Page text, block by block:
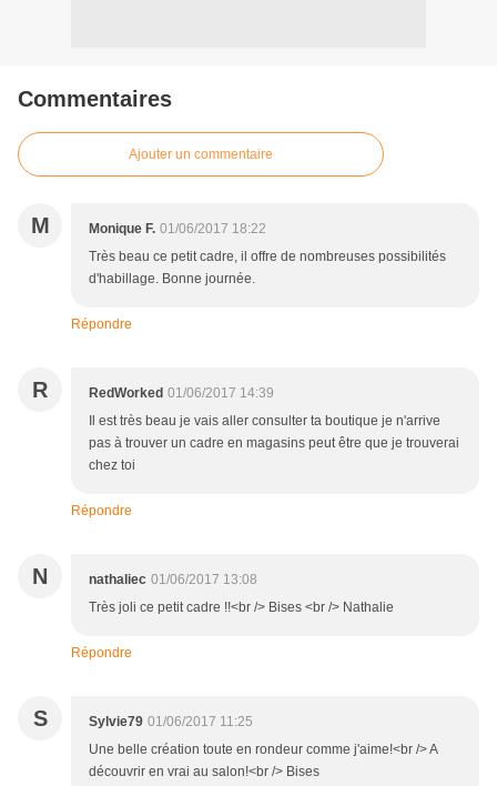
Commentaires
Ajouter un commentaire
M Monique F. 01/06/2017 18:22
Très beau ce petit cadre, il offre de nombreuses possibilités
d'habillage. Bonne journée.
Répondre
R RedWorked 01/06/2017 14:39
Il est très beau je vais aller consulter ta boutique je n'arrive
pas à trouver un cadre en magasins peut être que je trouverai
chez toi
Répondre
N nathaliec 01/06/2017 13:08
Très joli ce petit cadre !!<br /> Bises <br /> Nathalie
Répondre
S Sylvie79 01/06/2017 11:25
Une belle création toute en rondeur comme j'aime!<br /> A
découvrir en vrai au salon!<br /> Bises